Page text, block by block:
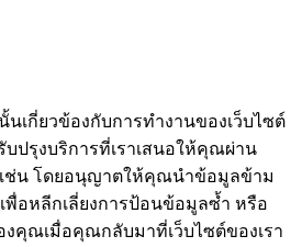
เกี่ยวข้องกับการทำงานของเว็บไซต์
บปรุงบริการที่เราเสนอให้คุณผ่าน
เช่น โดยอนุญาตให้คุณนำข้อมูลข้าม
พื่อหลีกเลี่ยงการป้อนข้อมูลซ้ำ หรือ
งคุณเมื่อคุณกลับมาที่เว็บไซต์ของเรา